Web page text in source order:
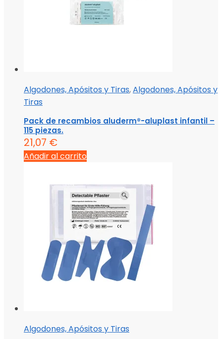
Algodones, Apósitos y Tiras,Algodones, Apósitos y
Tiras
Pack de recambios aluderm®-aluplast infantil –
115 piezas.
21,07 €
Añadir al carrito
Algodones, Apósitos y Tiras